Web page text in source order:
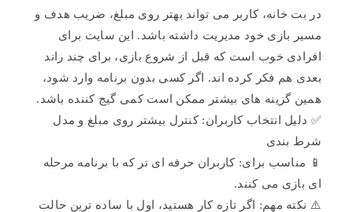
در بت خانه، کاربر می تواند بهتر روی مبلغ، ضریب هدف و
مسیر بازی خود مدیریت داشته باشد. این سایت برای
افرادی خوب است که قبل از شروع بازی، برای چند راند
بعدی هم فکر کرده اند. اگر کسی بدون برنامه وارد شود،
همین گزینه های بیشتر ممکن است کمی گیج کننده باشد.
✅ دلیل انتخاب کاربران: کنترل بیشتر روی مبلغ و مدل
شرط بندی
📱 مناسب برای: کاربران حرفه ای تر که با برنامه مرحله
ای بازی می کنند.
⚠️ نکته مهم: اگر تازه کار هستید، اول با ساده ترین حالت